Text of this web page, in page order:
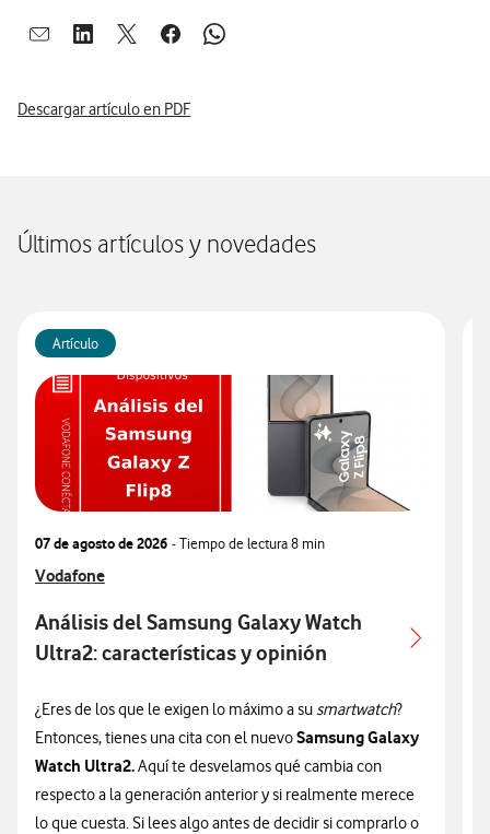
Abrir ventana para compartir en mail
Abrir ventana para compartir en linkedin
Abrir ventana para compartir en twitter
Abrir ventana para compartir en facebook
Abrir ventana para compartir en
Descargar artículo en PDF
Últimos artículos y novedades
Artículo
07 de agosto de 2026 - Tiempo de lectura8 min
Ver más articulos relacionados con
Vodafone
Análisis del Samsung Galaxy Watch
Ultra2: características y opinión
¿Eres de los que le exigen lo máximo a su smartwatch?
Entonces, tienes una cita con el nuevoSamsung Galaxy
Watch Ultra2.Aquí te desvelamos qué cambia con
respecto a la generación anterior y si realmente merece
lo que cuesta. Si lees algo antes de decidir si comprarlo o